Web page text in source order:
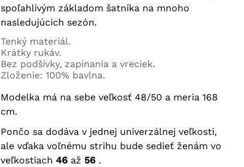
spoľahlivým základom šatníka na mnoho
nasledujúcich sezón.
Tenký materiál.
Krátky rukáv.
Bez podšívky, zapínania a vreciek.
Zloženie: 100% bavlna.
Modelka má na sebe veľkosť 48/50 a meria 168
cm.
Pončo sa dodáva v jednej univerzálnej veľkosti,
ale vďaka voľnému strihu bude sedieť ženám vo
veľkostiach 46až 56.